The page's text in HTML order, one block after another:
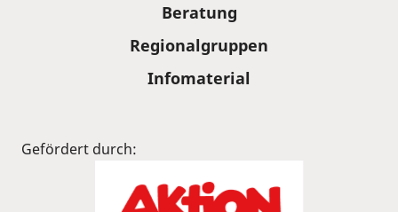
Beratung
Regionalgruppen
Infomaterial
Gefördert durch: